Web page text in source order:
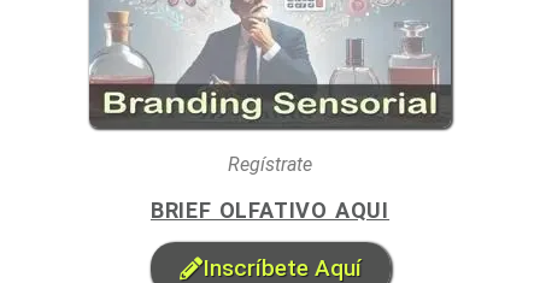
Regístrate
BRIEF OLFATIVO AQUI
Inscríbete Aquí